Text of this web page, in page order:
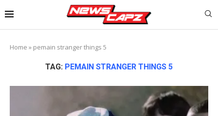
Home » pemain stranger things 5
TAG: PEMAIN STRANGER THINGS 5